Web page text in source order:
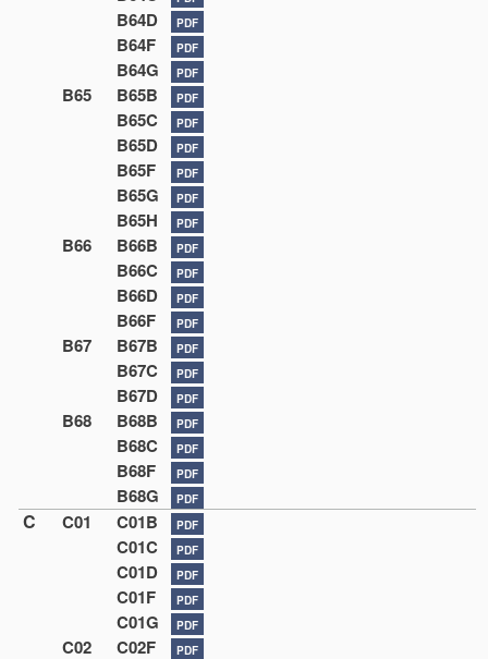
B64D PDF
B64F PDF
B64G PDF
B65 B65B PDF
B65C PDF
B65D PDF
B65F PDF
B65G PDF
B65H PDF
B66 B66B PDF
B66C PDF
B66D PDF
B66F PDF
B67 B67B PDF
B67C PDF
B67D PDF
B68 B68B PDF
B68C PDF
B68F PDF
B68G PDF
C C01 C01B PDF
C01C PDF
C01D PDF
C01F PDF
C01G PDF
C02 C02F PDF